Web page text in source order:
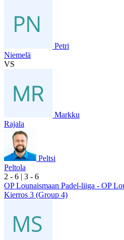
Petri
Niemelä
VS
Markku
Rajala
Peltsi
Peltola
2 - 6 | 3 - 6
OP Lounaismaan Padel-liiga - OP
Kierros 3 (Group 4)